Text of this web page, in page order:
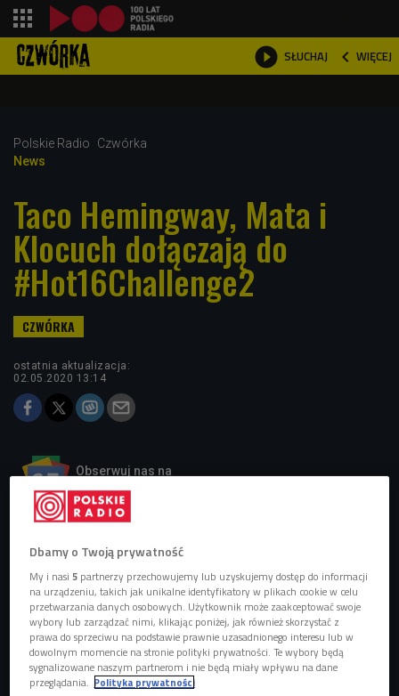
 SŁUCHAJ  WIĘCEJ

Polskie Radio
Czwórka
News
Taco Hemingway, Mata i
Klocuch dołączają do
#Hot16Challenge2
ostatnia aktualizacja:
02.05.2020 13:14
Obserwuj nas na
Google News
Akcja nabiera tempa.
Dbamy o Twoją prywatność
My i nasi5 partnerzy przechowujemy lub uzyskujemy dostęp do informacji
na urządzeniu, takich jak unikalne identyfikatory w plikach cookie w celu
przetwarzania danych osobowych. Użytkownik może zaakceptować swoje
wybory lub zarządzać nimi, klikając poniżej, jak również skorzystać z
prawa do sprzeciwu na podstawie prawnie uzasadnionego interesu lub w
dowolnym momencie na stronie polityki prywatności. Te wybory będą
sygnalizowane naszym partnerom i nie będą miały wpływu na dane
przeglądania. Polityka prywatności